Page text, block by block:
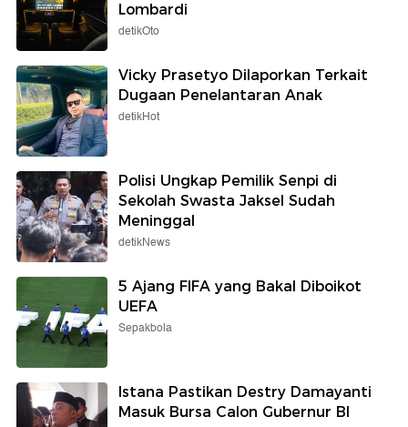
Lombardi
detikOto
Vicky Prasetyo Dilaporkan Terkait
Dugaan Penelantaran Anak
detikHot
Polisi Ungkap Pemilik Senpi di
Sekolah Swasta Jaksel Sudah
Meninggal
detikNews
5 Ajang FIFA yang Bakal Diboikot
UEFA
Sepakbola
Istana Pastikan Destry Damayanti
Masuk Bursa Calon Gubernur BI